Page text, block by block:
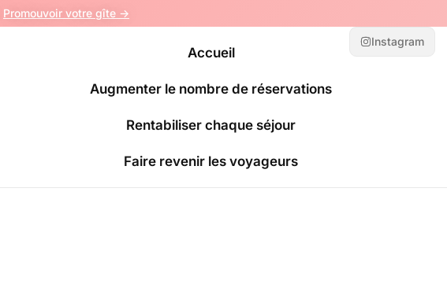
Promouvoir votre gîte ->
Accueil
Augmenter le nombre de réservations
Rentabiliser chaque séjour
Faire revenir les voyageurs
Instagram